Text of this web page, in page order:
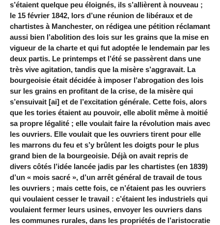
s’étaient quelque peu éloignés, ils s’allièrent à nouveau ;
le 15 février 1842, lors d’une réunion de libéraux et de
chartistes à Manchester, on rédigea une pétition réclamant
aussi bien l’abolition des lois sur les grains que la mise en
vigueur de la charte et qui fut adoptée le lendemain par les
deux partis. Le printemps et l’été se passèrent dans une
très vive agitation, tandis que la misère s’aggravait. La
bourgeoisie était décidée à imposer l’abrogation des lois
sur les grains en profitant de la crise, de la misère qui
s’ensuivait [ai] et de l’excitation générale. Cette fois, alors
que les tories étaient au pouvoir, elle abolit même à moitié
sa propre légalité ; elle voulait faire la révolution mais avec
les ouvriers. Elle voulait que les ouvriers tirent pour elle
les marrons du feu et s’y brûlent les doigts pour le plus
grand bien de la bourgeoisie. Déjà on avait repris de
divers côtés l’idée lancée jadis par les chartistes (en 1839)
d’un « mois sacré », d’un arrêt général de travail de tous
les ouvriers ; mais cette fois, ce n’étaient pas les ouvriers
qui voulaient cesser le travail : c’étaient les industriels qui
voulaient fermer leurs usines, envoyer les ouvriers dans
les communes rurales, dans les propriétés de l’aristocratie